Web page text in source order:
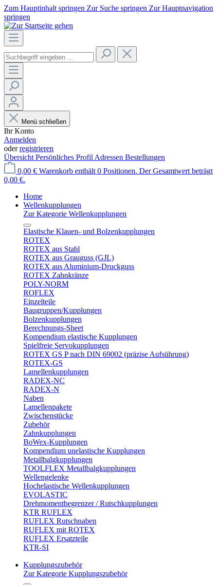
Zum Hauptinhalt springen Zur Suche springen Zur Hauptnavigation
springen
Menü schließen
Ihr Konto
Anmelden
oderregistrieren
Übersicht Persönliches Profil Adressen Bestellungen
0,00 € Warenkorb enthält 0 Positionen. Der Gesamtwert beträgt
0,00 €.
Home
Wellenkupplungen
Zur Kategorie Wellenkupplungen
Elastische Klauen- und Bolzenkupplungen
ROTEX
ROTEX aus Stahl
ROTEX aus Grauguss (GJL)
ROTEX aus Aluminium-Druckguss
ROTEX Zahnkränze
POLY-NORM
ROFLEX
Einzelteile
Baugruppen/Kupplungen
Bolzenkupplungen
Berechnungs-Sheet
Kompendium elastische Kupplungen
Spielfreie Servokupplungen
ROTEX GS P nach DIN 69002 (präzise Aufsührung)
ROTEX-GS
Lamellenkupplungen
RADEX-NC
RADEX-N
Naben
Lamellenpakete
Zwischenstücke
Zubehör
Zahnkupplungen
BoWex-Kupplungen
Kompendium unelastische Kupplungen
Metallbalgkupplungen
TOOLFLEX Metallbalgkupplungen
Wellengelenke
Hochelastische Wellenkupplungen
EVOLASTIC
Drehmomentbegrenzer / Rutschkupplungen
KTR RUFLEX
RUFLEX Rutschnaben
RUFLEX mit ROTEX
RUFLEX Ersatzteile
KTR-SI
Kupplungszubehör
Zur Kategorie Kupplungszubehör